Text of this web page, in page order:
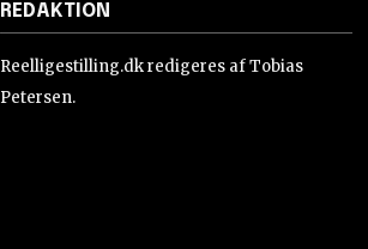
REDAKTION
Reelligestilling.dk redigeres af Tobias
Petersen.